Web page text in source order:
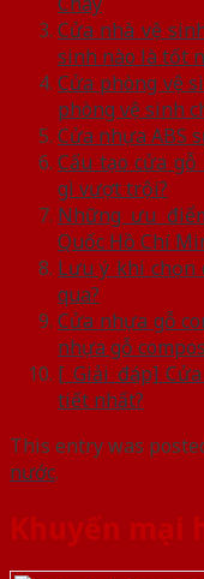
Cửa nhà vệ
sinh nào là tốt
Cửa phòng vệ
phòng vệ sinh
Cửa nhựa ABS
Cấu tạo cửa
gì vượt trội?
Những ưu
Quốc Hồ Chí
Lưu ý khi chọn
qua?
Cửa nhựa gỗ
nhựa gỗ
[ Giải đáp]
tiết nhất?
This entry was
nước.
Khuyến mại